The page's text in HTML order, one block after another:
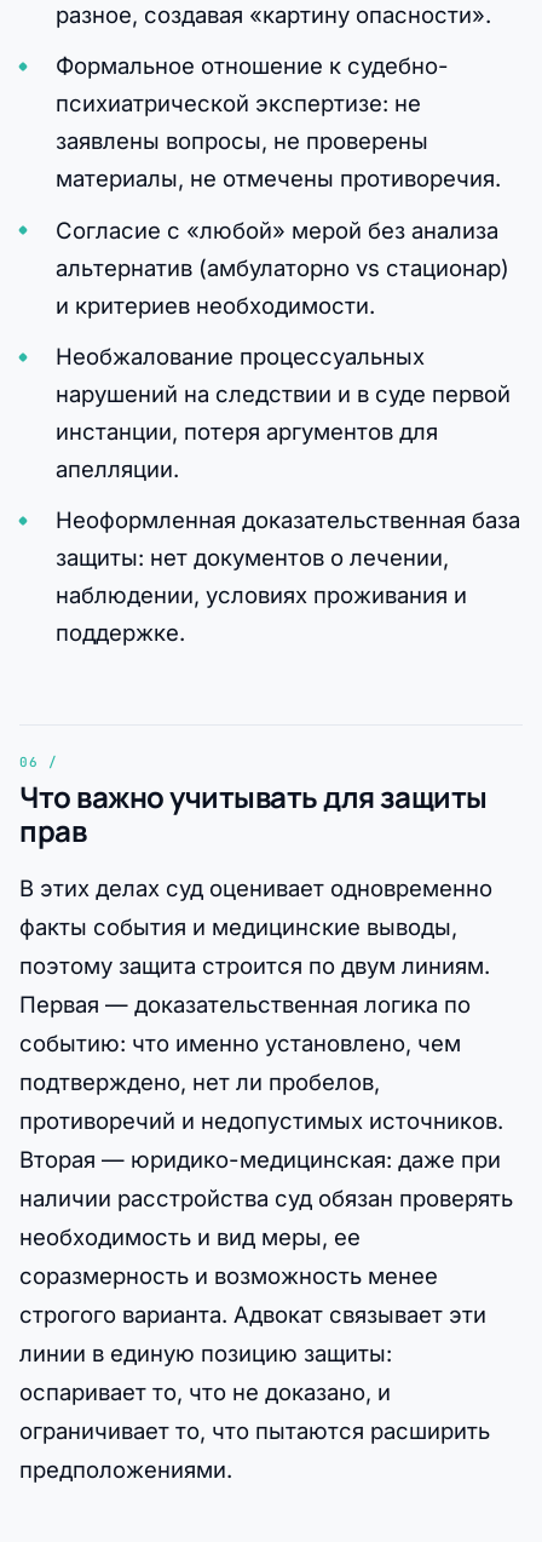
разное, создавая «картину опасности».
Формальное отношение к судебно-
психиатрической экспертизе: не
заявлены вопросы, не проверены
материалы, не отмечены противоречия.
Согласие с «любой» мерой без анализа
альтернатив (амбулаторно vs стационар)
и критериев необходимости.
Необжалование процессуальных
нарушений на следствии и в суде первой
инстанции, потеря аргументов для
апелляции.
Неоформленная доказательственная база
защиты: нет документов о лечении,
наблюдении, условиях проживания и
поддержке.
Что важно учитывать для защиты
прав
В этих делах суд оценивает одновременно
факты события и медицинские выводы,
поэтому защита строится по двум линиям.
Первая — доказательственная логика по
событию: что именно установлено, чем
подтверждено, нет ли пробелов,
противоречий и недопустимых источников.
Вторая — юридико-медицинская: даже при
наличии расстройства суд обязан проверять
необходимость и вид меры, ее
соразмерность и возможность менее
строгого варианта. Адвокат связывает эти
линии в единую позицию защиты:
оспаривает то, что не доказано, и
ограничивает то, что пытаются расширить
предположениями.